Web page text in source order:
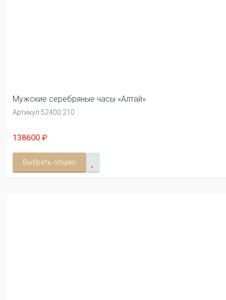
Мужские серебряные часы «Алтай»
Артикул:52400.210
138600 ₽
Выбрать опцию